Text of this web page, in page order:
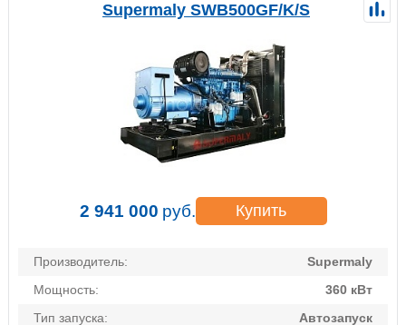
Supermaly SWB500GF/K/S
2 941 000 руб. Купить
Производитель:
Supermaly
Мощность:
360 кВт
Тип запуска:
Автозапуск